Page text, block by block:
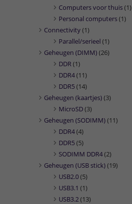
Computers voor thuis(1)
Personal computers(1)
Connectivity(1)
Parallel/serieel (1)
Geheugen (DIMM)(26)
DDR(1)
DDR4(11)
DDR5(14)
Geheugen (kaartjes)(3)
MicroSD(3)
Geheugen (SODIMM)(11)
DDR4(4)
DDR5(5)
SODIMM DDR4(2)
Geheugen (USB stick)(19)
USB2.0(5)
USB3.1 (1)
USB3.2(13)